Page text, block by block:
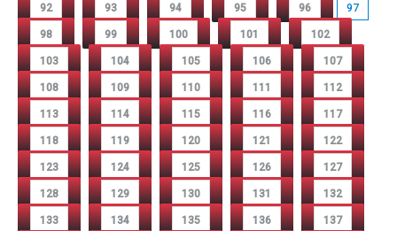
92 93 94 95 96 97
98 99 100 101 102
103 104 105 106 107
108 109 110 111 112
113 114 115 116 117
118 119 120 121 122
123 124 125 126 127
128 129 130 131 132
133 134 135 136 137